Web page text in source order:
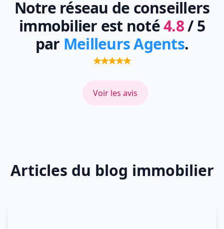
Notre réseau de conseillers
immobilier est noté4.8/ 5
par Meilleurs Agents.
Voir les avis
Articles du blog immobilier